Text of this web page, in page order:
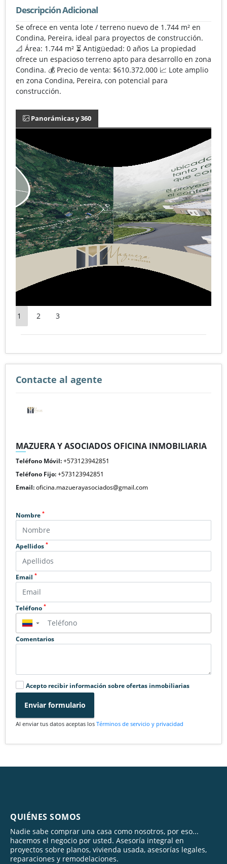
Descripción Adicional
Se ofrece en venta lote / terreno nuevo de 1.744 m² en
Condina, Pereira, ideal para proyectos de construcción.
📐 Área: 1.744 m² ⏳ Antigüedad: 0 años La propiedad
ofrece un espacioso terreno apto para desarrollo en zona
Condina. 💰 Precio de venta: $610.372.000 📈 Lote amplio
en zona Condina, Pereira, con potencial para
construcción.
Panorámicas y 360
1 2 3
Contacte al agente
MAZUERA Y ASOCIADOS OFICINA INMOBILIARIA
Teléfono Móvil:+573123942851
Teléfono Fijo:+573123942851
Email:oficina.mazuerayasociados@gmail.com
Nombre *
Apellidos *
Email *
Teléfono *
▼
Comentarios
Acepto recibir información sobre ofertas inmobiliarias
Enviar formulario
Al enviar tus datos aceptas los Términos de servicio y privacidad
QUIÉNES SOMOS
Nadie sabe comprar una casa como nosotros, por eso...
hacemos el negocio por usted. Asesoría integral en
proyectos sobre planos, vivienda usada, asesorías legales,
reparaciones y remodelaciones.